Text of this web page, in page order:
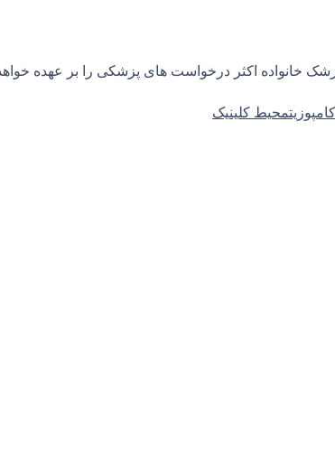
خانواده اکثر درخواست های پزشکی را بر عهده
محیط کلینیک